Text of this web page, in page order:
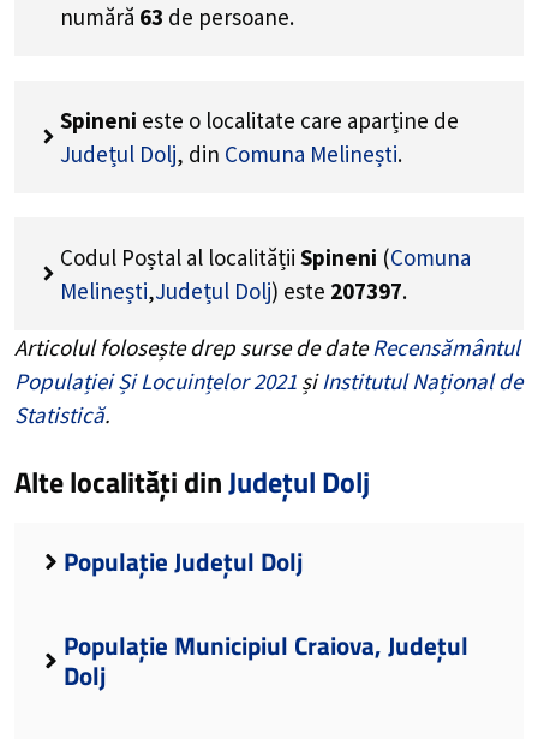
numără 63 de persoane.
Spineni este o localitate care aparține de
Județul Dolj, din Comuna Melinești.
Codul Poștal al localității Spineni (Comuna
Melinești,Județul Dolj) este 207397.
Articolul folosește drep surse de dateRecensământul
Populației Și Locuințelor 2021 șiInstitutul Național de
Statistică.
Alte localități dinJudețul Dolj
Populație Județul Dolj
Populație Municipiul Craiova, Județul
Dolj